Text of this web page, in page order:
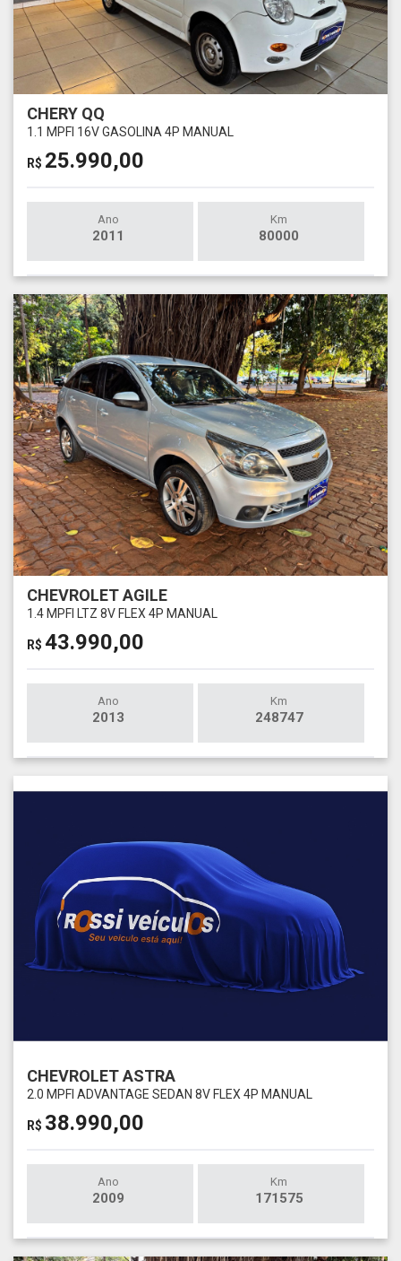
CHERY QQ
1.1 MPFI 16V GASOLINA 4P MANUAL
R$ 25.990,00
Ano
2011
Km
80000
CHEVROLET AGILE
1.4 MPFI LTZ 8V FLEX 4P MANUAL
R$ 43.990,00
Ano
2013
Km
248747
CHEVROLET ASTRA
2.0 MPFI ADVANTAGE SEDAN 8V FLEX 4P MANUAL
R$ 38.990,00
Ano
2009
Km
171575